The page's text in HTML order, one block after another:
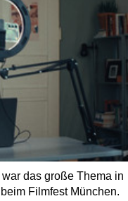
das große Thema in
Filmfest München.